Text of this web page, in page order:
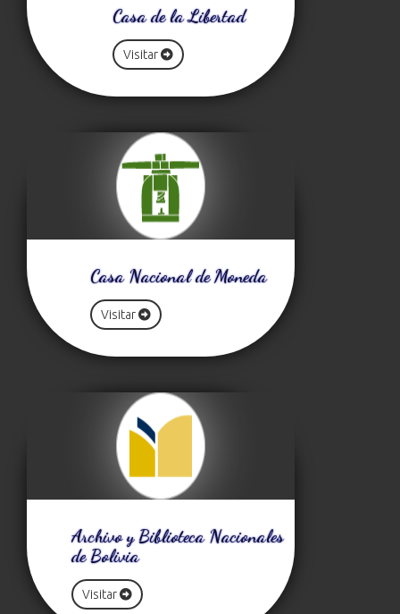
Casa de la Libertad
Visitar
Casa Nacional de Moneda
Visitar
Archivo y Biblioteca Nacionales
de Bolivia
Visitar